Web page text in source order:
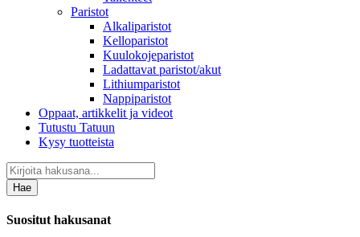
Paristot
Alkaliparistot
Kelloparistot
Kuulokojeparistot
Ladattavat paristot/akut
Lithiumparistot
Nappiparistot
Oppaat, artikkelit ja videot
Tutustu Tatuun
Kysy tuotteista
Hae
Suositut hakusanat